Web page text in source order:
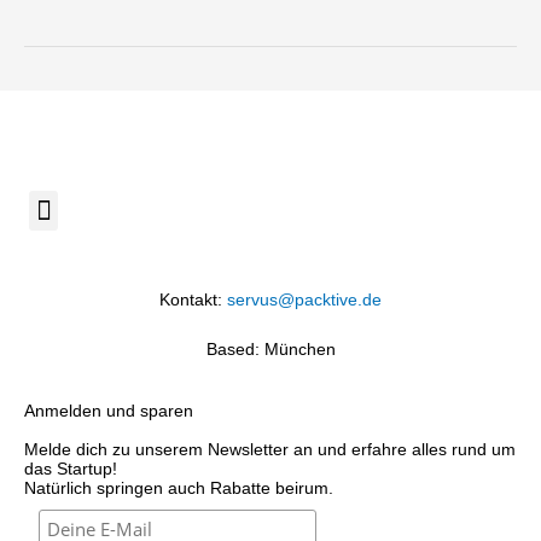
Menü
Kontakt: servus@packtive.de
Based: München
Anmelden und sparen
Melde dich zu unserem Newsletter an und erfahre alles rund um
das Startup!
Natürlich springen auch Rabatte beirum.